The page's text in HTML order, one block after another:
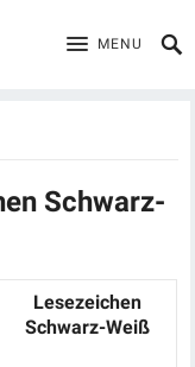
MENU
Schwarz-
Lesezeichen
Schwarz-Weiß